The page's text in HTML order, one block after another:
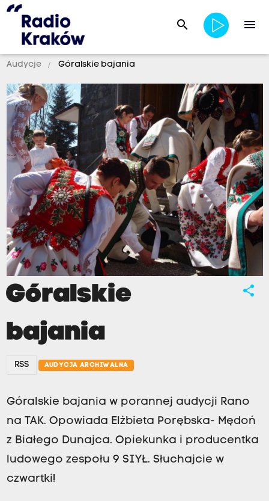
search menu
Audycje Góralskie bajania
share
Góralskie
bajania
RSS AUDYCJA ARCHIWALNA
Góralskie bajania w porannej audycji Rano
na TAK. Opowiada Elżbieta Porębska- Mędoń
z Białego Dunajca. Opiekunka i producentka
ludowego zespołu 9 SIYŁ. Słuchajcie w
czwartki!